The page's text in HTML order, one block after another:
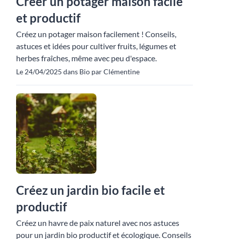
et productif
Créez un potager maison facilement ! Conseils,
astuces et idées pour cultiver fruits, légumes et
herbes fraîches, même avec peu d'espace.
Le 24/04/2025 dans Bio par Clémentine
Créez un jardin bio facile et
productif
Créez un havre de paix naturel avec nos astuces
pour un jardin bio productif et écologique. Conseils